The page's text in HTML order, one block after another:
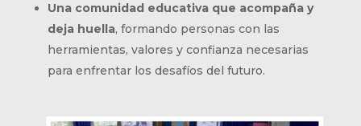
Una comunidad educativa que acompaña y
deja huella, formando personas con las
herramientas, valores y confianza necesarias
para enfrentar los desafíos del futuro.